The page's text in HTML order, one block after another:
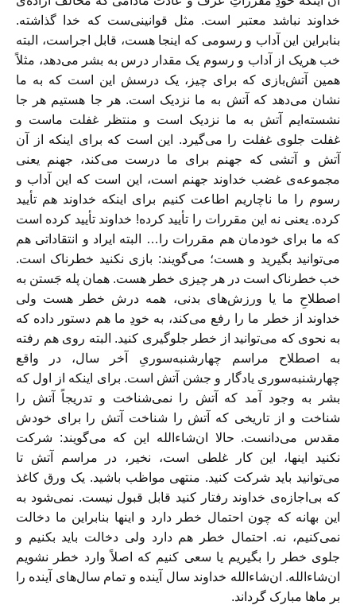
خداوند نباشد معتبر است. مثل قوانینی‌ست که خدا گذاشته.
بنابراین این آداب و رسومی که اینجا هست، قابل اجراست، البته
خب هریک از آداب و رسوم یک مقدار درس به بشر می‌دهد، مثلاً
همین آتش‌بازی که برای چیز، یک درسش این است که به ما
نشان می‌دهد که آتش به ما نزدیک است. هر جا هستیم هر جا
نشسته‌ایم آتش به ما نزدیک است و منتظر غفلت ماست و
غفلت جلوی غفلت را می‌گیرد. این است که برای اینکه از آن
آتش و آتشی که جهنم برای ما درست می‌کند، جهنم یعنی
مجموعه‌ی غضب خداوند جهنم است، این است که این آداب و
رسوم را ما ناچاریم اطاعت کنیم برای اینکه خداوند هم تأیید
کرده. یعنی نه این مقررات را تأیید کرده! خداوند تأیید کرده است
که ما برای خودمان هم مقررات را… البته ایراد و انتقاداتی هم
می‌توانید بگیرید و هست؛ می‌گویند: بازی نکنید خطرناک است.
خب خطرناک است در هر چیزی خطر هست. همان پله جَستن به
اصطلاحِ ما یا ورزش‌های بدنی، همه درش خطر هست ولی
خداوند از خطر ما را رفع می‌کند، به خودِ ما هم دستور داده که
به نحوی که می‌توانید از خطر جلوگیری کنید. البته روی هم رفته
به اصطلاح مراسم چهارشنبه‌سوریِ آخر سال، در واقع
چهارشنبه‌سوری یادگار و جشن آتش است. برای اینکه از اول که
بشر به وجود آمد که آتش را نمی‌شناخت و تدریجاً آتش را
شناخت و از تاریخی که آتش را شناخت آتش را برای خودش
مقدس می‌دانست. حالا ان‌شاءالله این که می‌گویند: شرکت
نکنید اینها، این کار غلطی است، نخیر، در مراسم آتش تا
می‌توانید باید شرکت کنید. منتهی مواظب باشید. یک ورق کاغذ
که بی‌اجازه‌ی خداوند رفتار کنید قابل قبول نیست. نمی‌شود به
این بهانه که چون احتمال خطر دارد و اینها بنابراین ما دخالت
نمی‌کنیم، نه. احتمال خطر هم دارد ولی دخالت باید بکنیم و
جلوی خطر را بگیریم یا سعی کنیم که اصلاً وارد خطر نشویم
ان‌شاءالله. ان‌شاءالله خداوند سال آینده و تمام سال‌های آینده را
بر ماها مبارک گرداند.